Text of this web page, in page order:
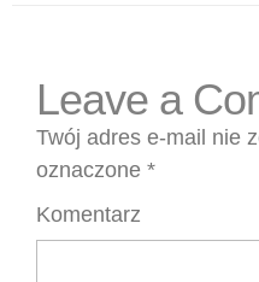
Leave a
Twój adres e-mail nie
oznaczone *
Komentarz